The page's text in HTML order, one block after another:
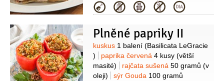
200 gramů
pastinák
200 gramů
celer150 gramů
celer
Kategorie
Plněné papriky II
Suroviny
kuskus 1 balení (Basilicata LeGracie
)
paprika červená 4 kusy (větší
masité)
rajčata sušená 50 gramů (v
oleji)
sýr Gouda 100 gramů